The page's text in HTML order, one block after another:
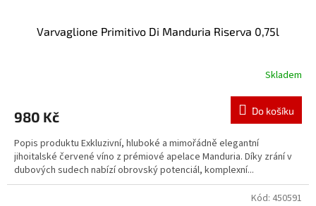
Varvaglione Primitivo Di Manduria Riserva 0,75l
Skladem
980 Kč Do košíku
Popis produktu Exkluzivní, hluboké a mimořádně elegantní
jihoitalské červené víno z prémiové apelace Manduria. Díky zrání v
dubových sudech nabízí obrovský potenciál, komplexní...
Kód: 450591